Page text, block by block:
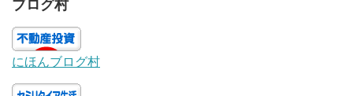
ブログ村
にほんブログ村